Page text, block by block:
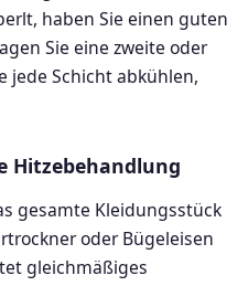
haben Sie einen guten
Sie eine zweite oder
jede Schicht abkühlen,
Hitzebehandlung
gesamte Kleidungsstück
oder Bügeleisen
gleichmäßiges